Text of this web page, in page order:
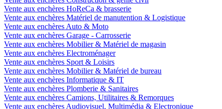
Vente aux enchères HoReCa & brasserie
Vente aux enchères Matériel de manutention & Logistique
Vente aux enchères Auto & Moto
Vente aux enchères Garage - Carrosserie
Vente aux enchères Mobilier & Matériel de magasin
Vente aux enchères Electroménager
Vente aux enchères Sport & Loisirs
Vente aux enchères Mobilier & Matériel de bureau
Vente aux enchères Informatique & IT
Vente aux enchères Plomberie & Sanitaires
Vente aux enchères Camions, Utilitaires & Remorques
Vente aux enchères Audiovisuel, Multimédia & Electronique